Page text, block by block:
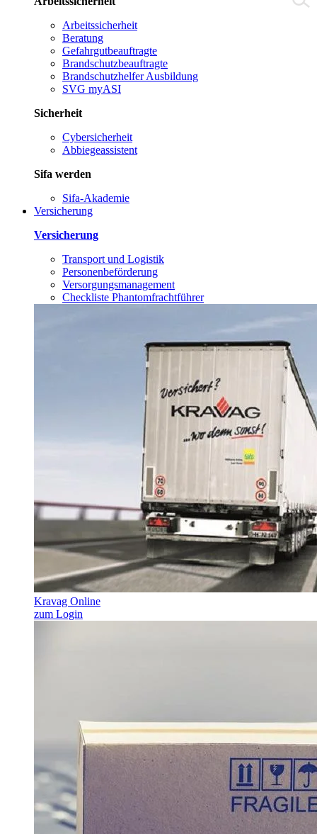
Arbeitssicherheit
Beratung
Gefahrgutbeauftragte
Brandschutzbeauftragte
Brandschutzhelfer Ausbildung
SVG myASI
Sicherheit
Cybersicherheit
Abbiegeassistent
Sifa werden
Sifa-Akademie
Versicherung
Versicherung
Transport und Logistik
Personenbeförderung
Versorgungsmanagement
Checkliste Phantomfrachtführer
Kravag Online
zum Login